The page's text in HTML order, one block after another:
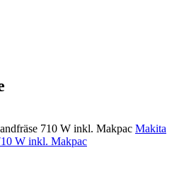
Makita
W inkl. Makpac